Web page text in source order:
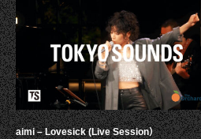
aimi – Lovesick (Live Session）